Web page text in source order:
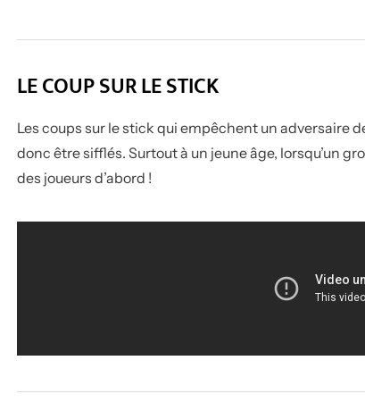
LE COUP SUR LE STICK
Les coups sur le stick qui empêchent un adversaire
donc être sifflés. Surtout à un jeune âge, lorsqu’un
des joueurs d’abord !